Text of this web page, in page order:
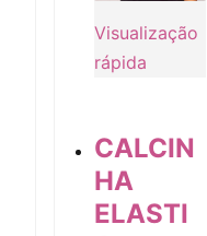
Visualização
rápida
CALCIN
HA
ELASTI